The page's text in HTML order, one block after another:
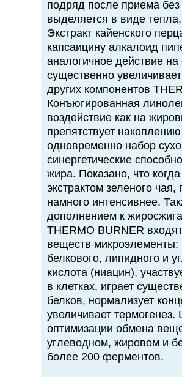
подряд после приема
выделяется в виде тепла.
Экстракт кайенского
капсаицину алкалоид
аналогичное действие
существенно
других компонентов
Конъюгированная
воздействие как на
препятствует
одновременно набор
синергетические
жира. Показано, что
экстрактом зеленого
намного интенсивнее.
дополнением к
THERMO BURNER
веществ
белкового, липидного и
кислота (ниацин),
в клетках, играет
белков, нормализует
увеличивает
оптимизации обмена
углеводном, жировом и
более 200 ферментов.